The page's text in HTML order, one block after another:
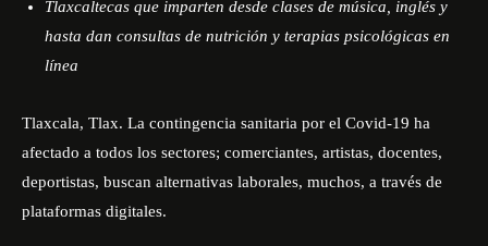
Tlaxcaltecas que imparten desde clases de música, inglés y
hasta dan consultas de nutrición y terapias psicológicas en
línea
Tlaxcala, Tlax. La contingencia sanitaria por el Covid-19 ha
afectado a todos los sectores; comerciantes, artistas, docentes,
deportistas, buscan alternativas laborales, muchos, a través de
plataformas digitales.